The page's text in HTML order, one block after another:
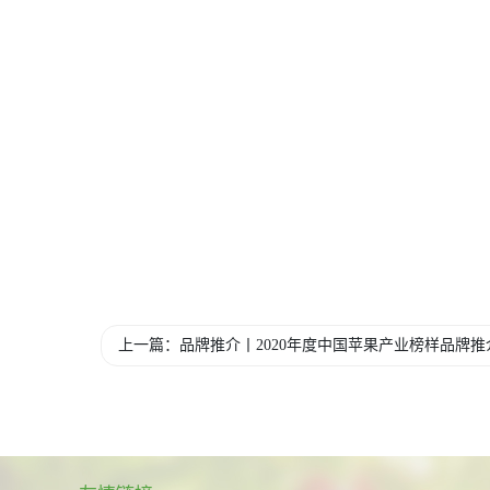
上一篇：品牌推介丨2020年度中国苹果产业榜样品牌